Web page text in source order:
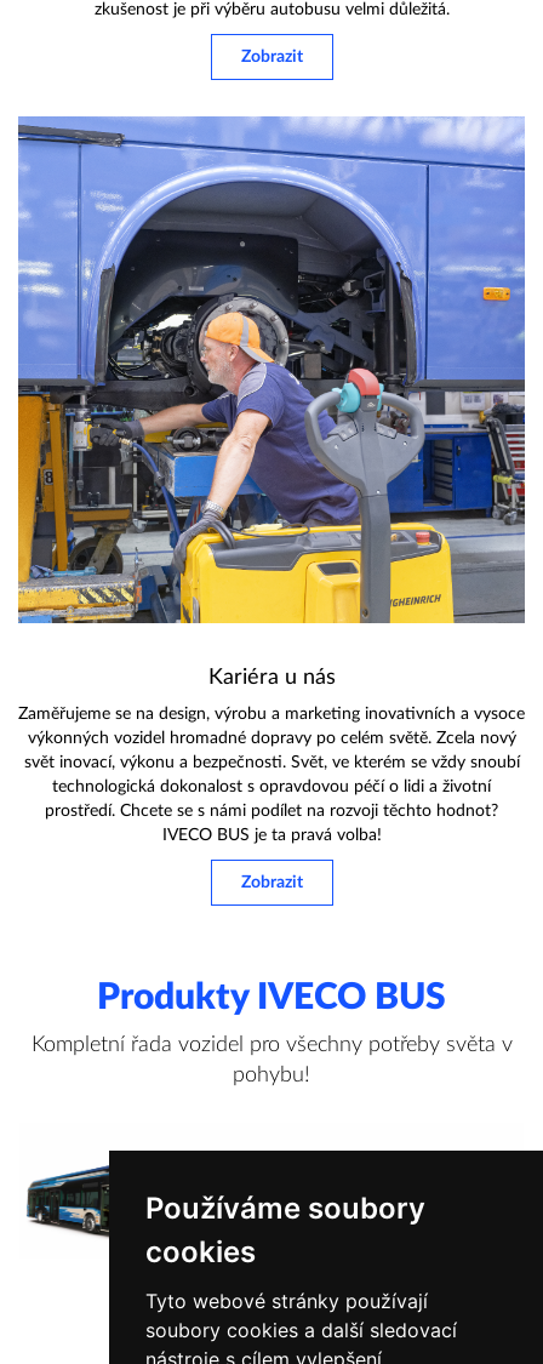
Používáme soubory
cookies
Tyto webové stránky používají
soubory cookies a další sledovací
nástroje s cílem vylepšení
zkušenost je při výběru autobusu velmi důležitá.
Zobrazit
Kariéra u nás
Zaměřujeme se na design, výrobu a marketing inovativních a vysoce
výkonných vozidel hromadné dopravy po celém světě. Zcela nový
svět inovací, výkonu a bezpečnosti. Svět, ve kterém se vždy snoubí
technologická dokonalost s opravdovou péčí o lidi a životní
prostředí. Chcete se s námi podílet na rozvoji těchto hodnot?
IVECO BUS je ta pravá volba!
Zobrazit
Produkty IVECO BUS
Kompletní řada vozidel pro všechny potřeby světa v
pohybu!
Zobrazit více informací